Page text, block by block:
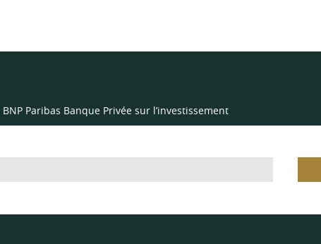
Paribas Banque Privée sur l’investissement